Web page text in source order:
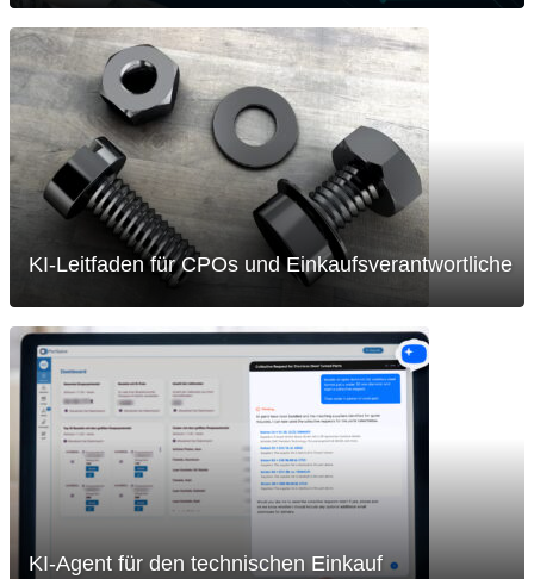
KI-Leitfaden für CPOs und Einkaufsverantwortliche
KI-Agent für den technischen Einkauf